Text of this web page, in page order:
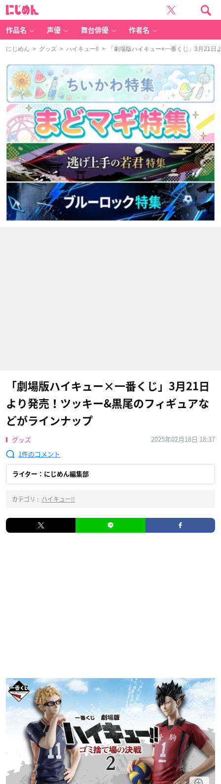
作品名 声優 舞台俳優 作者名
にじめん > グッズ > ハイキュー!! > 「劇場版ハイキュー×一番くじ」3月21日
「劇場版ハイキュー×一番くじ」3月21日
より発売！ツッキー&黒尾のフィギュアな
どがラインナップ
グッズ
2025年02月18日 18:37
1
ライター：にじめん編集部
カテゴリ : ハイキュー!!